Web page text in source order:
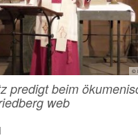
©
predigt beim
web